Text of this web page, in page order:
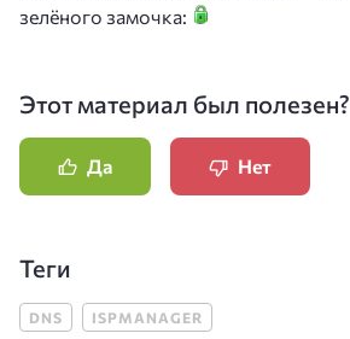
зелёного замочка:
Этот материал был полезен?
Да Нет
Теги
DNS ISPMANAGER